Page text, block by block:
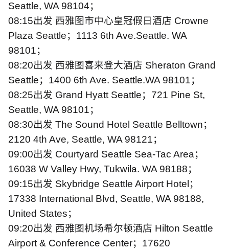
Seattle, WA 98104；
08:15出发 西雅图市中心皇冠假日酒店 Crowne
Plaza Seattle； 1113 6th Ave.Seattle. WA
98101；
08:20出发 西雅图喜来登大酒店 Sheraton Grand
Seattle； 1400 6th Ave. Seattle.WA 98101；
08:25出发 Grand Hyatt Seattle； 721 Pine St,
Seattle, WA 98101；
08:30出发 The Sound Hotel Seattle Belltown；
2120 4th Ave, Seattle, WA 98121；
09:00出发 Courtyard Seattle Sea-Tac Area；
16038 W Valley Hwy, Tukwila. WA 98188；
09:15出发 Skybridge Seattle Airport Hotel ；
17338 International Blvd, Seattle, WA 98188,
United States；
09:20出发 西雅图机场希尔顿酒店 Hilton Seattle
Airport & Conference Center； 17620